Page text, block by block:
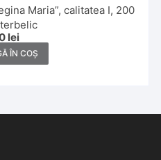
Maria”, calitatea I, 200
lei
ÎN COȘ